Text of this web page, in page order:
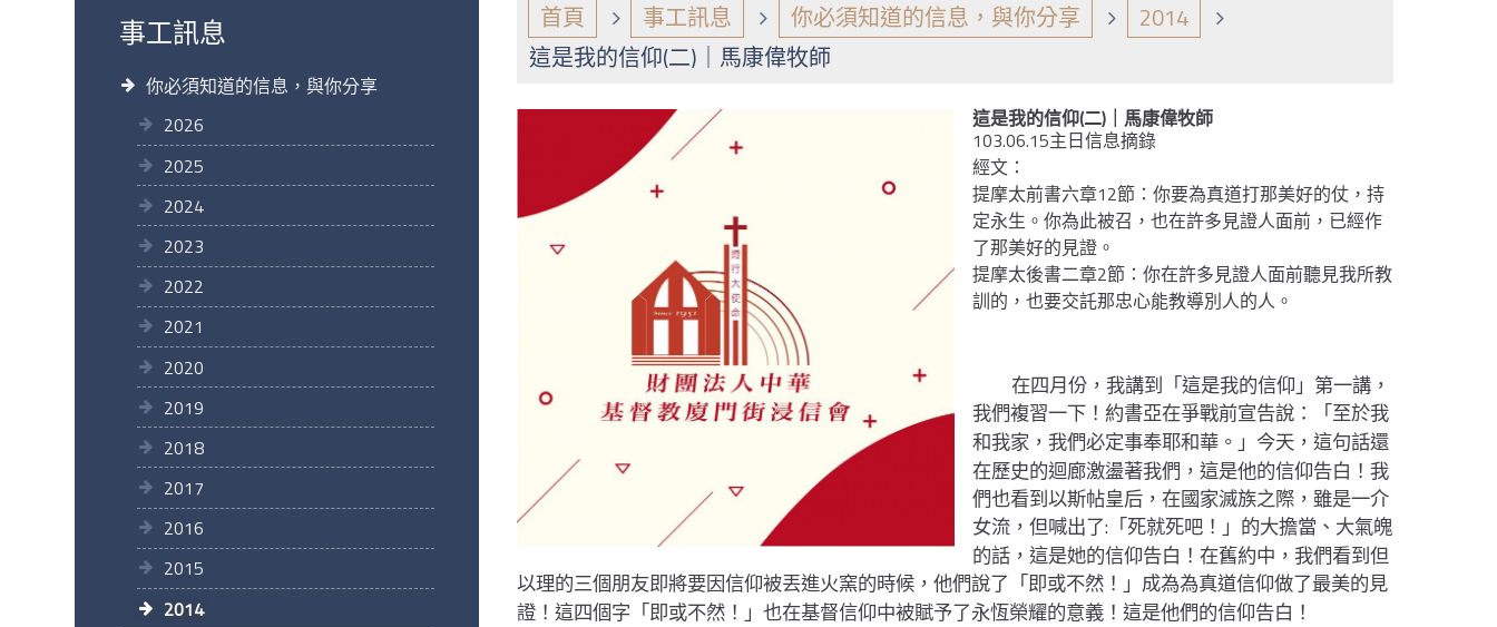
事工訊息
你必須知道的信息，與你分享
2026
2025
2024
2023
2022
2021
2020
2019
2018
2017
2016
2015
2014
首頁 事工訊息 你必須知道的信息，與你分享
2014
這是我的信仰(二)｜馬康偉牧師
這是我的信仰(二)｜馬康偉牧師
103.06.15主日信息摘錄
經文：
提摩太前書六章12節：你要為真道打那美好的仗，持
定永生。你為此被召，也在許多見證人面前，已經作
了那美好的見證。
提摩太後書二章2節：你在許多見證人面前聽見我所教
訓的，也要交託那忠心能教導別人的人。
在四月份，我講到「這是我的信仰」第一講，
我們複習一下！約書亞在爭戰前宣告說：「至於我
和我家，我們必定事奉耶和華。 」今天，這句話還
在歷史的迴廊激盪著我們，這是他的信仰告白！我
們也看到以斯帖皇后，在國家滅族之際，雖是一介
女流，但喊出了: 「死就死吧！」 的大擔當、大氣魄
的話，這是她的信仰告白！在舊約中，我們看到但
以理的三個朋友即將要因信仰被丟進火窯的時候，他們說了「即或不然！ 」成為為真道信仰做了最美的見
證！這四個字「即或不然！ 」也在基督信仰中被賦予了永恆榮耀的意義！這是他們的信仰告白！